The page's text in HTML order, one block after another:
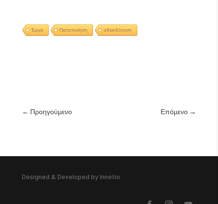
Έργα Πιστοποίηση αδειοδότηση
← Προηγούμενο Επόμενο →
Designed & Developed by Innetio